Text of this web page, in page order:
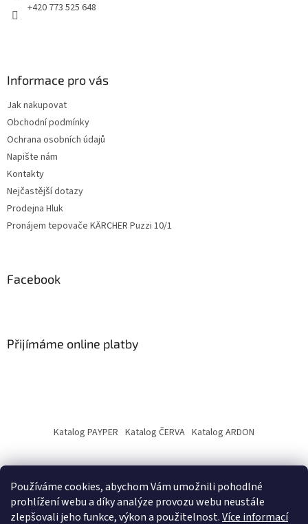
Používáme cookies, abychom Vám umožnili pohodlné
prohlížení webu a díky analýze provozu webu neustále
zlepšovali jeho funkce, výkon a použitelnost.Více informací
+420 773 525 648
Informace pro vás
Jak nakupovat
Obchodní podmínky
Ochrana osobních údajů
Napište nám
Kontakty
Nejčastější dotazy
Prodejna Hluk
Pronájem tepovače KÄRCHER Puzzi 10/1
Facebook
Přijímáme online platby
Katalog PAYPER Katalog ČERVA Katalog ARDON
Vytvořil Shoptet